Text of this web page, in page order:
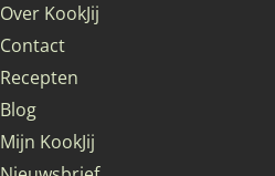
Over KookJij
Contact
Recepten
Blog
Mijn KookJij